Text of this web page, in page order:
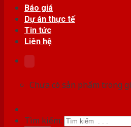
Báo giá
Dự án thực tế
Tin tức
Liên hệ
Chưa có sản phẩm trong
Tìm kiếm: